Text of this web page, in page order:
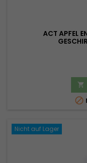
ACT APFEL


Nicht auf Lager